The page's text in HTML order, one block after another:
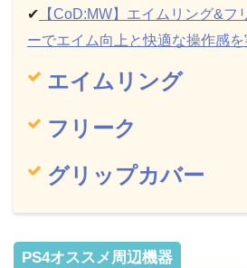
✔︎ 【CoD:MW】エイムリング&フ
ーでエイム向上と快適な操作感を
エイムリング
フリーク
グリップカバー
PS4オススメ周辺機器